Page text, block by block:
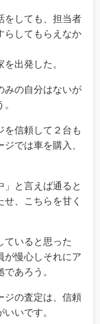
をしても、担当者
らしてもらえなか
出発した。
みの自分はないが
を信頼して２台も
では車を購入、
」と言えば通ると
、こちらを甘く
ていると思った
が慢心しそれにア
あろう。
ジの査定は、信頼
いです。